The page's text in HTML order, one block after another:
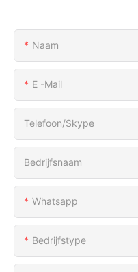
Naam
E -mail
Telefoon/skype
Bedrijfsnaam
Whatsapp
Bedrijfstype